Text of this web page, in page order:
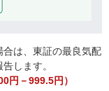
合は、東証の最良気配
します。
円－999.5円）